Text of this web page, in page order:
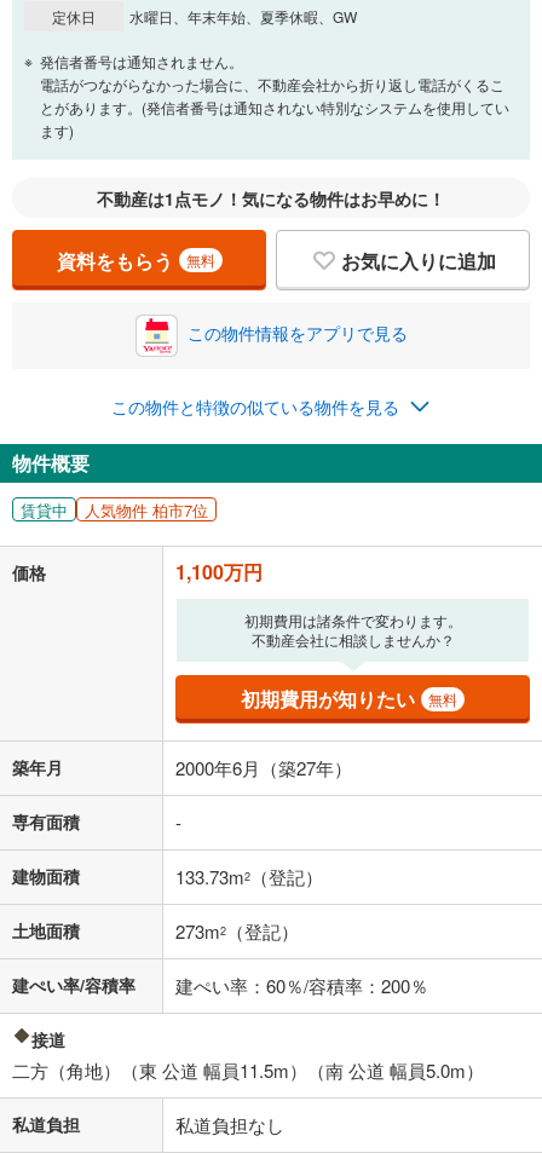
定休日
水曜日、年末年始、夏季休暇、GW
発信者番号は通知されません。
電話がつながらなかった場合に、不動産会社から折り返し電話がくるこ
とがあります。(発信者番号は通知されない特別なシステムを使用してい
ます)
不動産は1点モノ！気になる物件はお早めに！
資料をもらう 無料 お気に入りに追加
この物件情報をアプリで見る
この物件と特徴の似ている物件を見る
物件概要
賃貸中 人気物件 柏市7位
価格 1,100万円
初期費用は諸条件で変わります。
不動産会社に相談しませんか？
初期費用が知りたい 無料
築年月 2000年6月（築27年）
専有面積 -
建物面積 133.73m2 （登記）
土地面積 273m2 （登記）
建ぺい率/容積率 建ぺい率：60％/容積率：200％
接道
二方（角地）（東 公道 幅員11.5m）（南 公道 幅員5.0m）
私道負担 私道負担なし